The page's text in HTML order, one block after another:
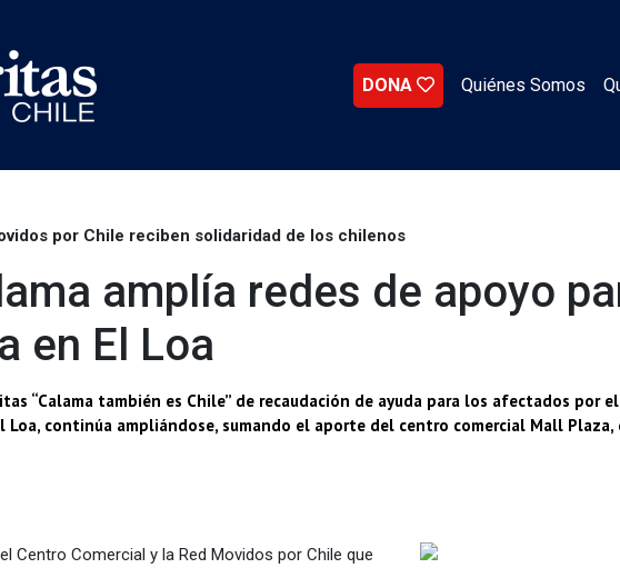
DONA Quiénes Somos
por Chile reciben solidaridad de los chilenos
amplía redes de apoyo
en El Loa
“Calama también es Chile” de recaudación de ayuda para los afectados por
continúa ampliándose, sumando el aporte del centro comercial Mall
Centro Comercial y la Red Movidos por Chile que